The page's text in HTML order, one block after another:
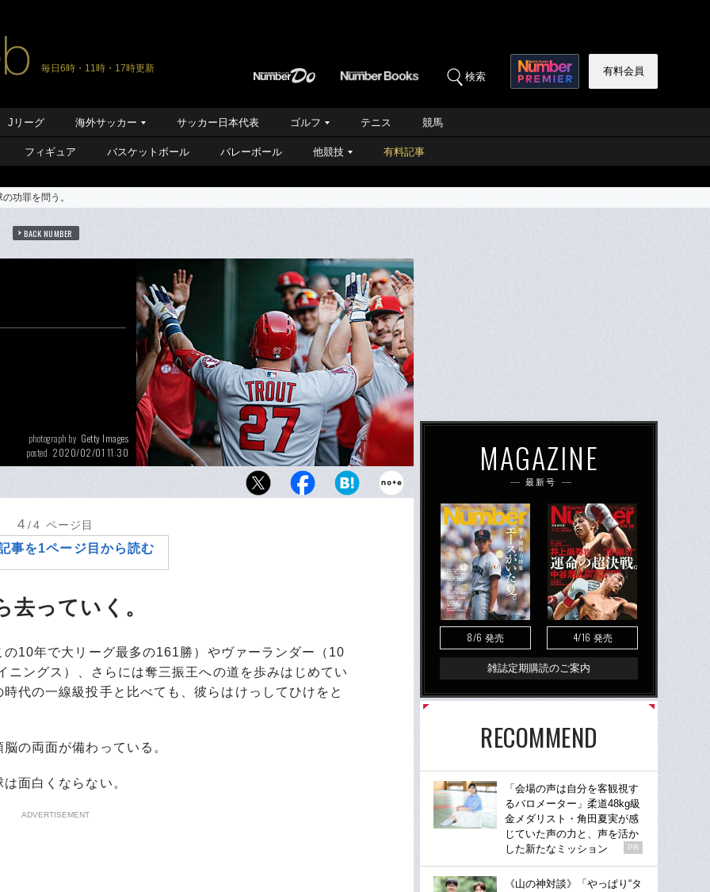
毎日6時・11時・17時更新
検索 有料会員
Jリーグ 海外サッカー サッカー日本代表 ゴルフ テニス 競馬
フィギュア バスケットボール バレーボール 他競技 有料記事
功罪を問う。
BACK NUMBER
photograph by Getty Images
posted 2020/02/01 11:30
大谷翔平の同僚でもあるトラウトは、メジャー昇格の11年
4 /4 ページ目
事を1ページ目から読む
去っていく。
10年で大リーグ最多の161勝）やヴァーランダー（10
ングス）、さらには奪三振王への道を歩みはじめてい
代の一線級投手と比べても、彼らはけっしてひけをと
の両面が備わっている。
面白くならない。
ADVERTISEMENT
MAGAZINE
最新号
8/6 発売 4/16 発売
雑誌定期購読のご案内
RECOMMEND
「会場の声は自分を客観視す
るバロメーター」柔道48kg級
金メダリスト・角田夏実が感
じていた声の力と、声を活か
した新たなミッション
PR
《山の神対談》「やっぱり“タ